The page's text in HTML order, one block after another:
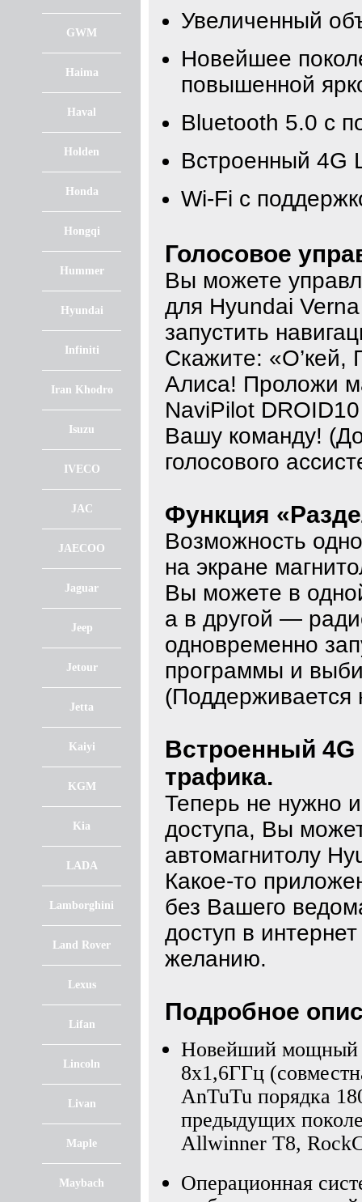
GWM
Haima
Haval
Holden
Honda
Hongqi
Hummer
Hyundai
Infiniti
Iran Khodro
Isuzu
IVECO
JAC
JAECOO
Jaguar
Jeep
Jetour
Jetta
Kaiyi
KGM
Kia
LADA
Lamborghini
Land Rover
Lexus
Lifan
Lincoln
Livan
Maple
Maybach
Увеличенный
Новейшее
повышенной
Bluetooth 5.0 с
Встроенный 4G
Wi-Fi с
Голосовое
Вы можете
для Hyundai
запустить
Скажите: «О’кей,
Алиса! Проложи
NaviPilot
Вашу команду!
голосового
Функция
Возможность
на экране
Вы можете в
а в другой —
одновременно
программы и
Встроенный 4G
трафика.
Теперь не нужно
доступа, Вы
автомагнитолу
Какое-то
без Вашего
доступ в
желанию.
Подробное
Новейший мощный
8х1,6ГГц
AnTuTu порядка
предыдущих
Allwinner T8,
Операционная